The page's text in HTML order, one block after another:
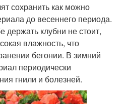
сохранить как можно
до весеннего периода.
держать клубни не стоит,
влажность, что
бегонии. В зимний
периодически
гнили и болезней.